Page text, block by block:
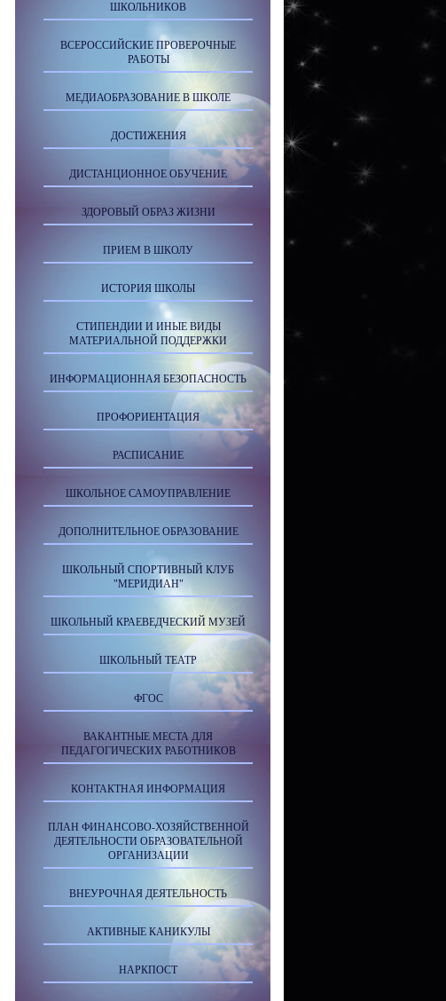
ШКОЛЬНИКОВ
ВСЕРОССИЙСКИЕ ПРОВЕРОЧНЫЕ
РАБОТЫ
МЕДИАОБРАЗОВАНИЕ В ШКОЛЕ
ДОСТИЖЕНИЯ
ДИСТАНЦИОННОЕ ОБУЧЕНИЕ
ЗДОРОВЫЙ ОБРАЗ ЖИЗНИ
ПРИЕМ В ШКОЛУ
ИСТОРИЯ ШКОЛЫ
СТИПЕНДИИ И ИНЫЕ ВИДЫ
МАТЕРИАЛЬНОЙ ПОДДЕРЖКИ
ИНФОРМАЦИОННАЯ БЕЗОПАСНОСТЬ
ПРОФОРИЕНТАЦИЯ
РАСПИСАНИЕ
ШКОЛЬНОЕ САМОУПРАВЛЕНИЕ
ДОПОЛНИТЕЛЬНОЕ ОБРАЗОВАНИЕ
ШКОЛЬНЫЙ СПОРТИВНЫЙ КЛУБ
"МЕРИДИАН"
ШКОЛЬНЫЙ КРАЕВЕДЧЕСКИЙ МУЗЕЙ
ШКОЛЬНЫЙ ТЕАТР
ФГОС
ВАКАНТНЫЕ МЕСТА ДЛЯ
ПЕДАГОГИЧЕСКИХ РАБОТНИКОВ
КОНТАКТНАЯ ИНФОРМАЦИЯ
ПЛАН ФИНАНСОВО-ХОЗЯЙСТВЕННОЙ
ДЕЯТЕЛЬНОСТИ ОБРАЗОВАТЕЛЬНОЙ
ОРГАНИЗАЦИИ
ВНЕУРОЧНАЯ ДЕЯТЕЛЬНОСТЬ
АКТИВНЫЕ КАНИКУЛЫ
НАРКПОСТ